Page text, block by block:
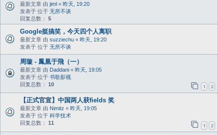
最新文章 由 jiml « 昨天, 19:20
发表于 位于 无所不谈
回复总数： 5
Google挺搞笑，今天四个人离职
最新文章 由 suzziechu « 昨天, 19:20
发表于 位于 无所不谈
周璇 - 鳳凰于飛（一）
最新文章 由 Daddani « 昨天, 19:05
发表于 位于 书歌影视
回复总数： 10 1 2
【正式官宣】中国两人获fields 奖
最新文章 由 Nimitz « 昨天, 19:05
发表于 位于 科学技术
回复总数： 11 1 2